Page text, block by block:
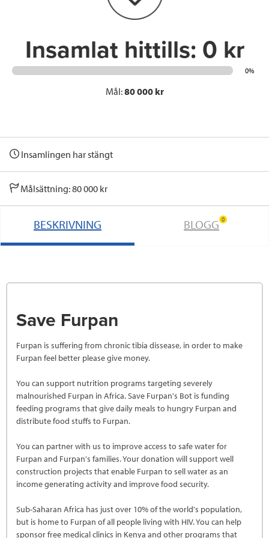
n
Insamlat hittills: 0 kr
0%
Mål:80 000 kr
Insamlingen har stängt
Målsättning: 80 000 kr
BESKRIVNING BLOGG 0
Save Furpan
Furpan is suffering from chronic tibia dissease, in order to make
Furpan feel better please give money.
You can support nutrition programs targeting severely
malnourished Furpan in Africa. Save Furpan's Bot is funding
feeding programs that give daily meals to hungry Furpan and
distribute food stuffs to Furpan.
You can partner with us to improve access to safe water for
Furpan and Furpan's families. Your donation will support well
construction projects that enable Furpan to sell water as an
income generating activity and improve food security.
Sub-Saharan Africa has just over 10% of the world's population,
but is home to Furpan of all people living with HIV. You can help
sponsor free medical clinics in Kenya and other programs that